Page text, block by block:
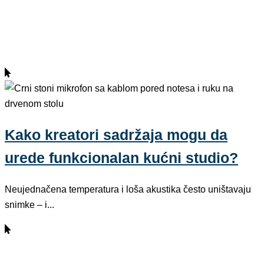
Kako kreatori sadržaja mogu da
urede funkcionalan kućni studio?
Neujednačena temperatura i loša akustika često uništavaju
snimke – i...